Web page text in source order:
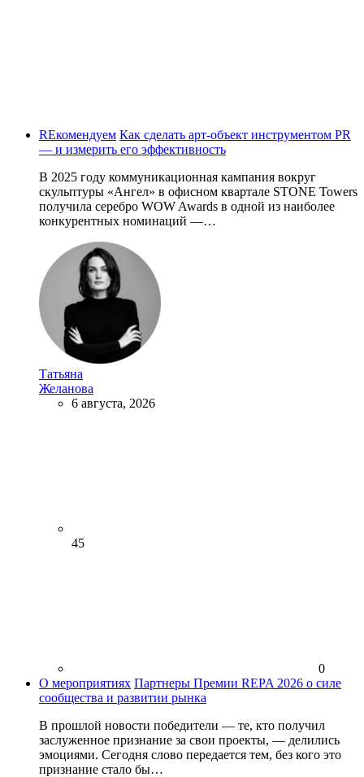
REкомендуем Как сделать арт-объект инструментом PR
— и измерить его эффективность
В 2025 году коммуникационная кампания вокруг
скульптуры «Ангел» в офисном квартале STONE Towers
получила серебро WOW Awards в одной из наиболее
конкурентных номинаций —…
Татьяна
Желанова
6 августа, 2026
45
0
О мероприятиях Партнеры Премии REPA 2026 о силе
сообщества и развитии рынка
В прошлой новости победители — те, кто получил
заслуженное признание за свои проекты, — делились
эмоциями. Сегодня слово передается тем, без кого это
признание стало бы…